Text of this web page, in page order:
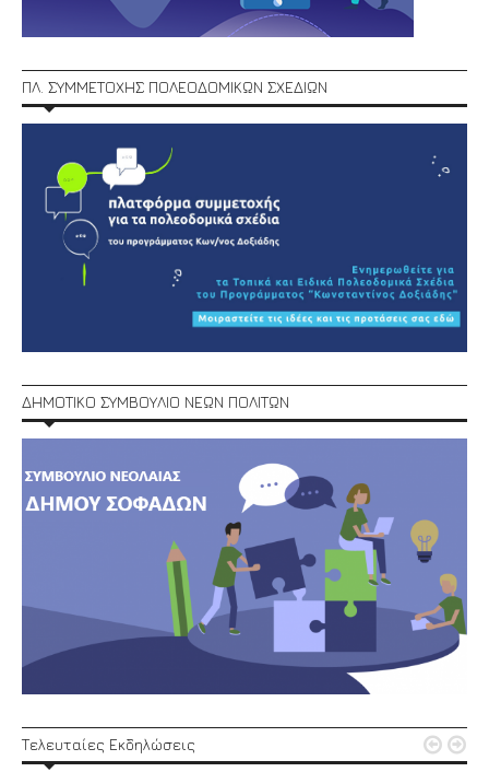
ΠΛ. ΣΥΜΜΕΤΟΧΗΣ ΠΟΛΕΟΔΟΜΙΚΩΝ ΣΧΕΔΙΩΝ
ΔΗΜΟΤΙΚΟ ΣΥΜΒΟΥΛΙΟ ΝΕΩΝ ΠΟΛΙΤΩΝ
Τελευταίες Εκδηλώσεις  